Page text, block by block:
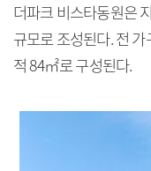
더파크 비스타동원은
규모로 조성된다. 전
적 84㎡로 구성된다.